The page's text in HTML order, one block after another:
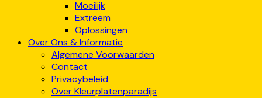
Moeilijk
Extreem
Oplossingen
Over Ons & Informatie
Algemene Voorwaarden
Contact
Privacybeleid
Over Kleurplatenparadijs